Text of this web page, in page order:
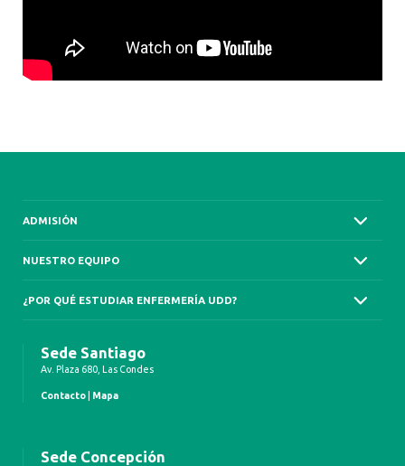
ADMISIÓN
NUESTRO EQUIPO
¿POR QUÉ ESTUDIAR ENFERMERÍA UDD?
Sede Santiago
Av. Plaza 680, Las Condes
Contacto Mapa
Sede Concepción